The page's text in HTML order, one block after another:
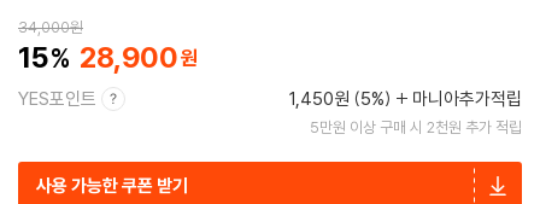
34,000원
15 28,900
YES포인트 1,450원 (5%) 마니아추가적립
5만원 이상 구매 시 2천원 추가 적립
사용 가능한 쿠폰 받기